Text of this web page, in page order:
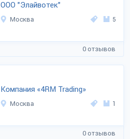
ООО "Элайвотек"
Москва 5
0 отзывов
Компания «4RM Trading»
Москва 1
0 отзывов